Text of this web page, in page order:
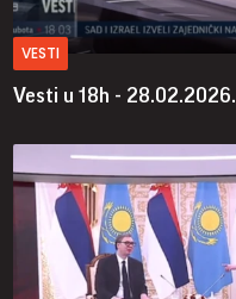
VESTI
Vesti u 18h - 28.02.2026.